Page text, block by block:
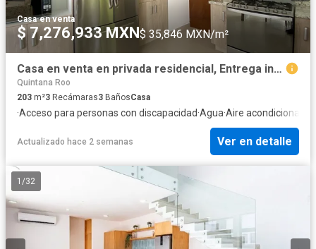
Casa·en venta
$ 7,276,933 MXN$ 35,846 MXN/m²
Casa en venta en privada residencial, Entrega inmediata, Playa del Carmen, Terreno amplio, Seguridad 24/7.
Quintana Roo
203 m²3 Recámaras3 BañosCasa
·Acceso para personas con discapacidad·Agua·Aire acondicionado
Actualizado hace 2 semanas Ver en detalle
1 /32